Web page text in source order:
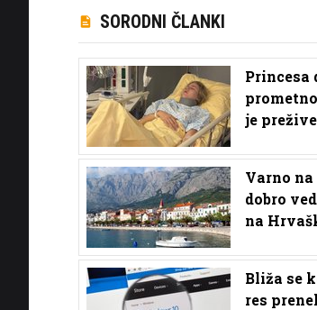
SORODNI ČLANKI
Princesa
je
Varno na
dobro
na
Bliža se
res